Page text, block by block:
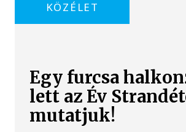
KÖZÉLET
Egy furcsa
lett az Év
mutatjuk!